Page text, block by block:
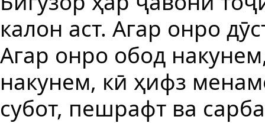
калон аст. Агар онро
Агар онро обод
накунем, кӣ ҳифз
субот, пешрафт ва